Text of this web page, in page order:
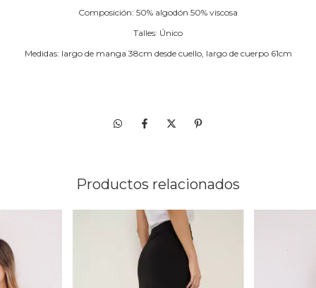
Composición: 50% algodón 50% viscosa
Talles: Único
Medidas: largo de manga 38cm desde cuello, largo de cuerpo 61cm
Productos relacionados